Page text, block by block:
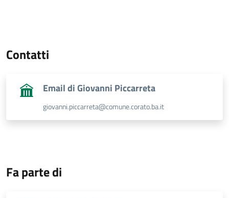
Contatti
Email di Giovanni Piccarreta
giovanni.piccarreta@comune.corato.ba.it
Fa parte di